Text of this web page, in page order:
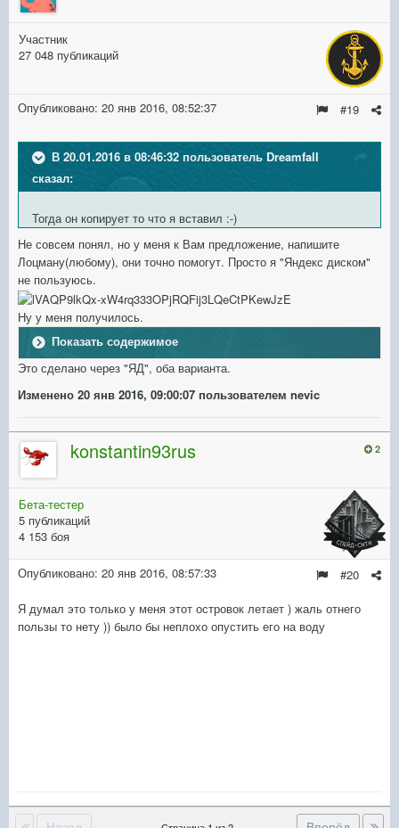
Участник
27 048 публикаций
#19
Опубликовано: 20 янв 2016, 08:52:37
В 20.01.2016 в 08:46:32 пользователь DreamfalI
сказал:
Тогда он копирует то что я вставил :-)
Не совсем понял, но у меня к Вам предложение, напишите
Лоцману(любому), они точно помогут. Просто я "Яндекс диском"
не пользуюсь.
Ну у меня получилось.
Показать содержимое
Это сделано через "ЯД", оба варианта.
Изменено 20 янв 2016, 09:00:07 пользователем nevic
2
konstantin93rus
Бета-тестер
5 публикаций
4 153 боя
#20
Опубликовано: 20 янв 2016, 08:57:33
Я думал это только у меня этот островок летает ) жаль отнего
пользы то нету )) было бы неплохо опустить его на воду